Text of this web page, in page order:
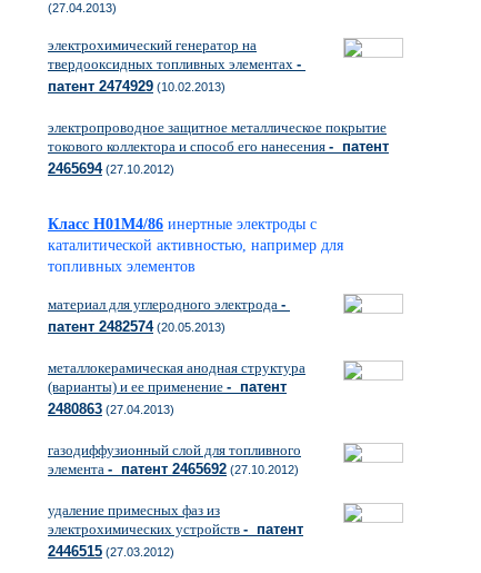
(27.04.2013)
электрохимический генератор на
твердооксидных топливных элементах -
патент 2474929 (10.02.2013)
электропроводное защитное металлическое покрытие
токового коллектора и способ его нанесения - патент
2465694(27.10.2012)
Класс H01M4/86 инертные электроды с
каталитической активностью, например для
топливных элементов
материал для углеродного электрода -
патент 2482574(20.05.2013)
металлокерамическая анодная структура
(варианты) и ее применение - патент
2480863 (27.04.2013)
газодиффузионный слой для топливного
элемента - патент 2465692 (27.10.2012)
удаление примесных фаз из
электрохимических устройств - патент
2446515 (27.03.2012)